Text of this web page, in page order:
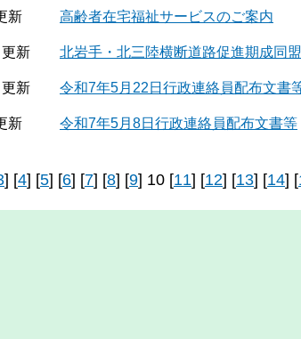
新 高齢者在宅福祉サービスのご案内
新 北岩手・北三陸横断道路促進期成同
新 令和7年5月22日行政連絡員配布文書
新 令和7年5月8日行政連絡員配布文書等
] [4] [5] [6] [7] [8] [9] 10 [11] [12] [13] [14] [